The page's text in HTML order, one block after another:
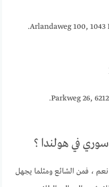
Arlandaweg 100, 1043
Parkweg 26,
في هولندا ؟
نعم ، فمن الشائع ومثلما يجهل